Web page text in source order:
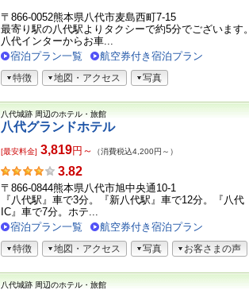
〒866-0052熊本県八代市麦島西町7-15
最寄り駅の八代駅よりタクシーで約5分でございます。
八代インターからお車...
宿泊プラン一覧
航空券付き宿泊プラン
特徴 地図・アクセス 写真
八代城跡 周辺のホテル・旅館
八代グランドホテル
[最安料金] 3,819円～ （消費税込4,200円～）
お
客
さ
ま
の
声
3.82
〒866-0844熊本県八代市旭中央通10-1
『八代駅』車で3分。『新八代駅』車で12分。『八代
IC』車で7分。ホテ...
宿泊プラン一覧
航空券付き宿泊プラン
特徴 地図・アクセス 写真 お客さまの声
八代城跡 周辺のホテル・旅館